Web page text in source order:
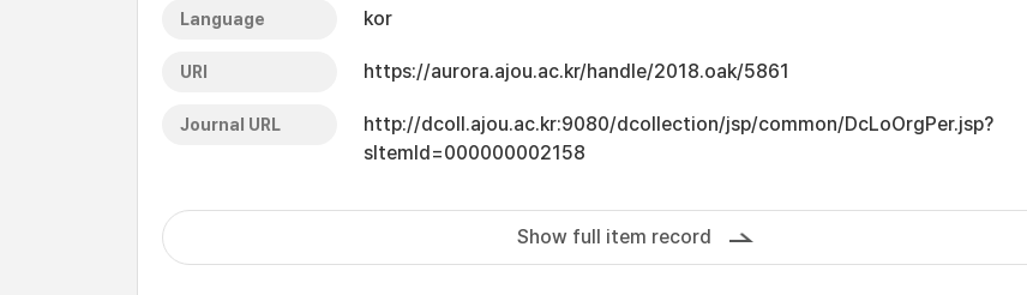
Language kor
URI https://aurora.ajou.ac.kr/handle/2018.oak/5861
Journal URL
http://dcoll.ajou.ac.kr:9080/dcollection/jsp/common/DcLoOrgPer.jsp?
sItemId=000000002158
Show full item record